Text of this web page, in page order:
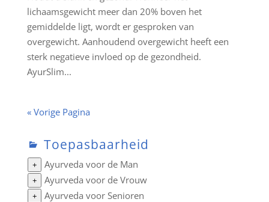
lichaamsgewicht meer dan 20% boven het
gemiddelde ligt, wordt er gesproken van
overgewicht. Aanhoudend overgewicht heeft een
sterk negatieve invloed op de gezondheid.
AyurSlim...
« Vorige Pagina
Toepasbaarheid
+ Ayurveda voor de Man
+ Ayurveda voor de Vrouw
+ Ayurveda voor Senioren